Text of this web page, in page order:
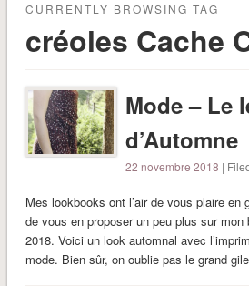
CURRENTLY BROWSING TAG
créoles Cache
Mode – Le
d’Automne
22 novembre 2018 |
Mes lookbooks ont l’air de vous plaire en
de vous en proposer un peu plus sur mon
2018. Voici un look automnal avec
mode. Bien sûr, on oublie pas le grand